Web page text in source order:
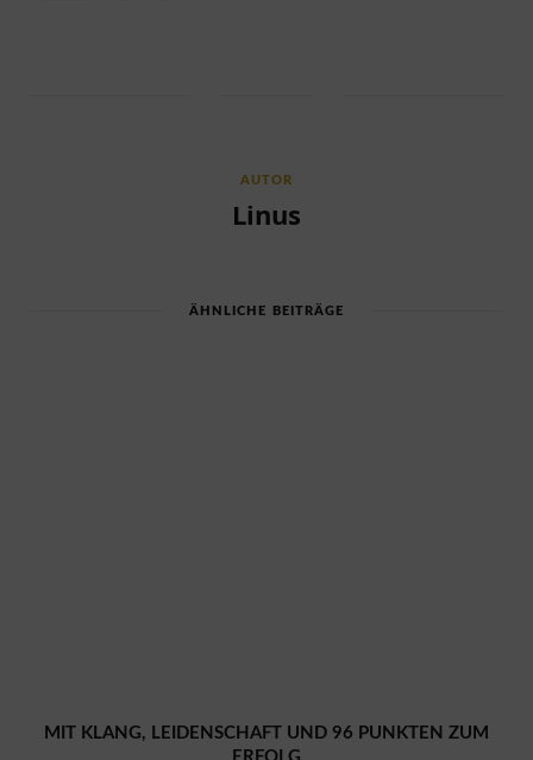
AUTOR
Linus
ÄHNLICHE BEITRÄGE
MIT KLANG, LEIDENSCHAFT UND 96 PUNKTEN ZUM